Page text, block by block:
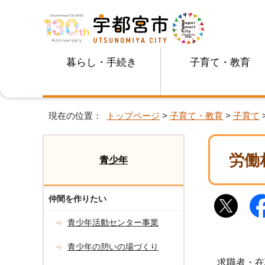
暮らし・手続き 子育て・教育
現在の位置： トップページ > 子育て・教育 > 子育て
労働
求職者・
青少年
仲間を作りたい
青少年活動センター事業
青少年の憩いの場づくり